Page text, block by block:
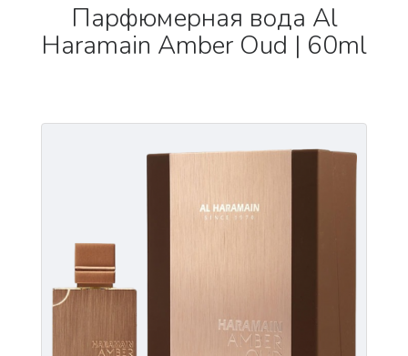
Парфюмерная вода Al
Haramain Amber Oud | 60ml